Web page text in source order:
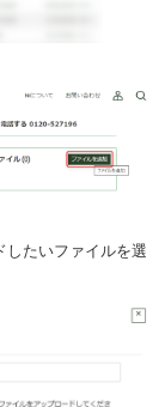
したいファイルを選